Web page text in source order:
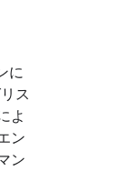
に
ス
よ
ン
ン